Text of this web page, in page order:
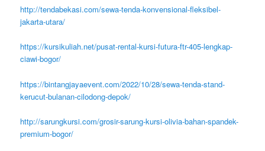
http://tendabekasi.com/sewa-tenda-konvensional-fleksibel-
jakarta-utara/
https://kursikuliah.net/pusat-rental-kursi-futura-ftr-405-lengkap-
ciawi-bogor/
https://bintangjayaevent.com/2022/10/28/sewa-tenda-stand-
kerucut-bulanan-cilodong-depok/
http://sarungkursi.com/grosir-sarung-kursi-olivia-bahan-spandek-
premium-bogor/